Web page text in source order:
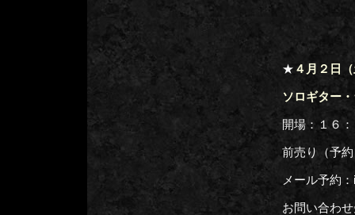
★ ４月２日
ソロギター
開場：１６
前売り（予
メール予約
お問い合わ